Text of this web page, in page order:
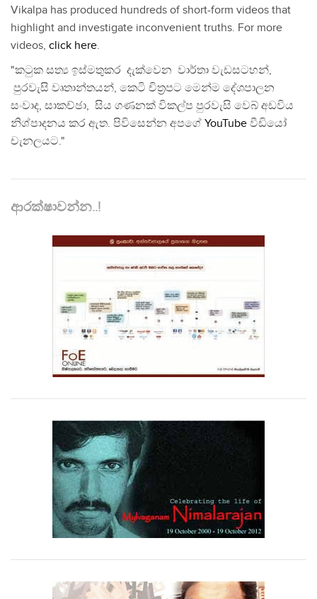
Vikalpa has produced hundreds of short-form videos that
highlight and investigate inconvenient truths. For more
videos, click here.
"කටුක සත්‍ය ඉස්මතුකර දැක්වෙන වාර්තා වැඩසටහන්,
පුරවැසි වෘතාන්තයන්, කෙටි චිත්‍රපට මෙන්ම දේශපාලන
සංවාද, සාකච්ඡා, සිය ගණනක් විකල්ප පුරවැසි වෙබ් අඩවිය
නිශ්පාදනය කර ඇත. පිවිසෙන්න අපගේ YouTube වීඩියෝ
චැනලයට."
ආරක්ෂාවන්න..!